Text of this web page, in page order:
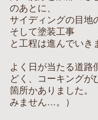
のあとに、
サイディングの目地
そして塗装工事
と工程は進んでいき
よく日が当たる道路
どく、コーキングが
箇所かありました。
みません…。）